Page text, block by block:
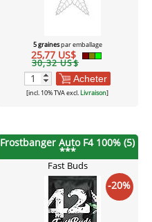
5 grainespar emballage
25,77 US$
30,32 US$
Acheter
[incl. 10% TVA excl. Livraison]
Frostbanger Auto F4 100% (5)
***
Fast Buds
-20%